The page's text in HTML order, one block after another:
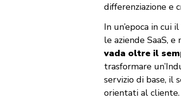
differenziazione e
In un’epoca in cui
le aziende SaaS,
vada oltre il
trasformare
servizio di base, il
orientati al cliente.